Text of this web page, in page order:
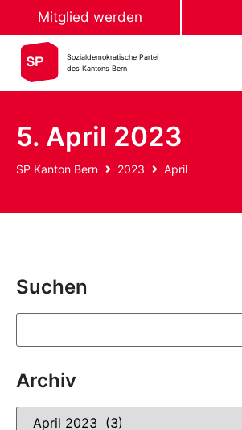
Mitglied werden
Sozialdemokratische Partei
des Kantons Bern
5. April 2023
SP Kanton Bern 2023 April
Suchen
Archiv